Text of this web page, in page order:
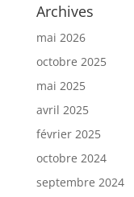
Archives
mai 2026
octobre 2025
mai 2025
avril 2025
février 2025
octobre 2024
septembre 2024